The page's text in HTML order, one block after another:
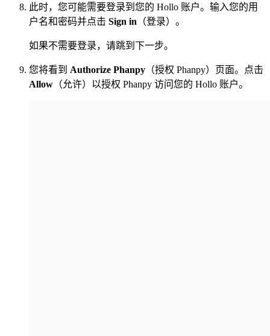
此时，您可能需要登录到您的 Hollo 账户。输入您的用
户名和密码并点击 Sign in （登录）。
如果不需要登录，请跳到下一步。
您将看到 Authorize Phanpy （授权 Phanpy）页面。点击
Allow （允许）以授权 Phanpy 访问您的 Hollo 账户。